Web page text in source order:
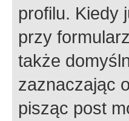
profilu. Kiedy
przy
także
zaznaczając
pisząc post